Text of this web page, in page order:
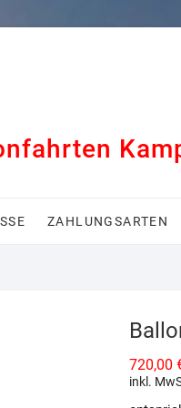
ZAHLUNGSARTEN
720,00
inkl.